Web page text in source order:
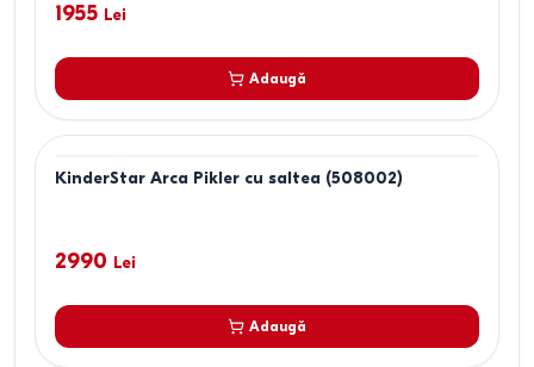
1955 Lei
Adaugă
KinderStar Arca Pikler cu saltea (508002)
2990 Lei
Adaugă